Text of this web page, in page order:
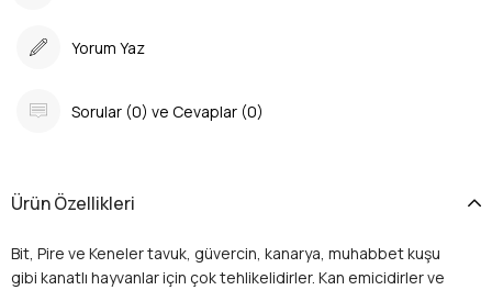
Yorum Yaz
Sorular (0) ve Cevaplar (0)
Ürün Özellikleri
Bit, Pire ve Keneler tavuk, güvercin, kanarya, muhabbet kuşu
gibi kanatlı hayvanlar için çok tehlikelidirler. Kan emicidirler ve